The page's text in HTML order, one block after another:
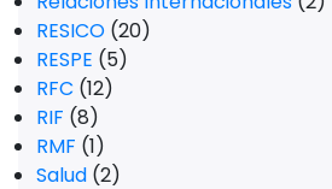
RESICO (20)
RESPE (5)
RFC (12)
RIF (8)
RMF (1)
Salud (2)